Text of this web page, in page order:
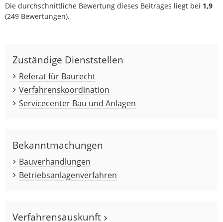
Die durchschnittliche Bewertung dieses Beitrages liegt bei 1,9
(249 Bewertungen).
Zuständige Dienststellen
Referat für Baurecht
Verfahrenskoordination
Servicecenter Bau und Anlagen
Bekanntmachungen
Bauverhandlungen
Betriebsanlagenverfahren
Verfahrensauskunft